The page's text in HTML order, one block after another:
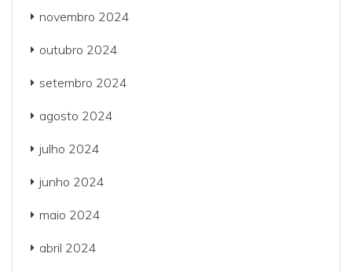
novembro 2024
outubro 2024
setembro 2024
agosto 2024
julho 2024
junho 2024
maio 2024
abril 2024